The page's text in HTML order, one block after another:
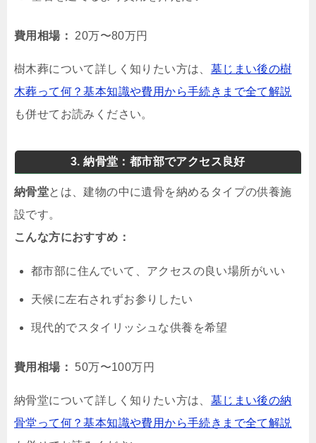
費用相場： 20万〜80万円
樹木葬について詳しく知りたい方は、 墓じまい後の樹
木葬って何？基本知識や費用から手続きまで全て解説
も併せてお読みください。
3. 納骨堂：都市部でアクセス良好
納骨堂とは、建物の中に遺骨を納めるタイプの供養施
設です。
こんな方におすすめ：
都市部に住んでいて、アクセスの良い場所がいい
天候に左右されずお参りしたい
現代的でスタイリッシュな供養を希望
費用相場： 50万〜100万円
納骨堂について詳しく知りたい方は、 墓じまい後の納
骨堂って何？基本知識や費用から手続きまで全て解説